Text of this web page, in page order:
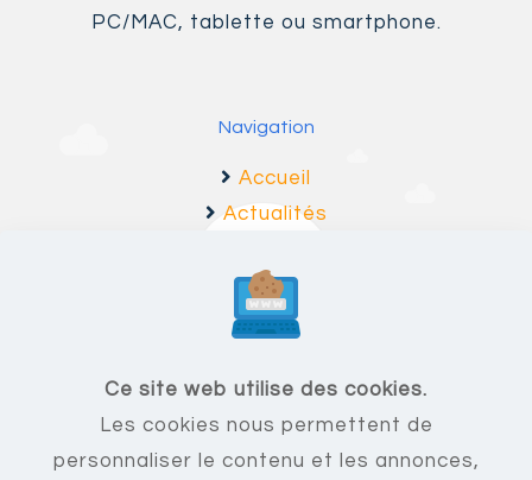
PC/MAC, tablette ou smartphone.
Navigation
Accueil
Actualités
F.A.Q
Mentions légales
Ce site web utilise des cookies.
Les cookies nous permettent de
personnaliser le contenu et les annonces,